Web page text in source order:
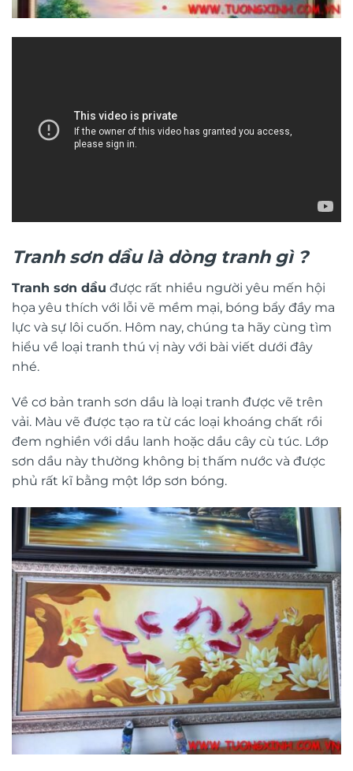
Tranh sơn dầu là dòng tranh gì ?
Tranh sơn dầu được rất nhiều người yêu mến hội
họa yêu thích với lỗi vẽ mềm mại, bóng bẩy đầy ma
lực và sự lôi cuốn. Hôm nay, chúng ta hãy cùng tìm
hiểu về loại tranh thú vị này với bài viết dưới đây
nhé.
Về cơ bản tranh sơn dầu là loại tranh được vẽ trên
vải. Màu vẽ được tạo ra từ các loại khoáng chất rồi
đem nghiền với dầu lanh hoặc dầu cây cù túc. Lớp
sơn dầu này thường không bị thấm nước và được
phủ rất kĩ bằng một lớp sơn bóng.